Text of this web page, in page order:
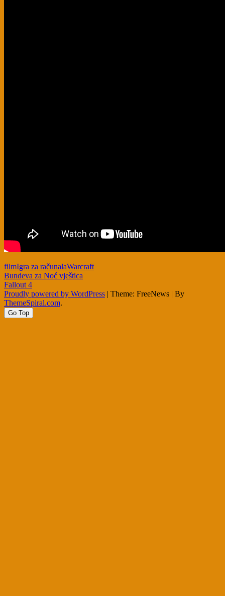
filmIgra za računalaWarcraft
Post
navigation
Bundeva za Noć vještica
Fallout 4
Proudly powered by WordPress | Theme: FreeNews | By
ThemeSpiral.com.
Go Top